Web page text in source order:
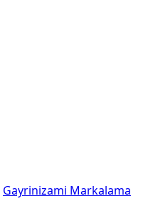
Gayrinizami Markalama